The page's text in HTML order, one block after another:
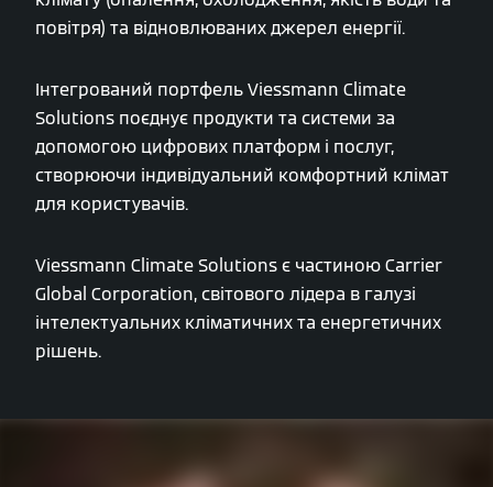
повітря) та відновлюваних джерел енергії.
Інтегрований портфель Viessmann Climate
Solutions поєднує продукти та системи за
допомогою цифрових платформ і послуг,
створюючи індивідуальний комфортний клімат
для користувачів.
Viessmann Climate Solutions є частиною Carrier
Global Corporation, світового лідера в галузі
інтелектуальних кліматичних та енергетичних
рішень.